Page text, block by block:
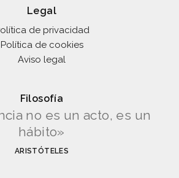
Legal
de privacidad
Política de cookies
Aviso legal
Filosofía
no es un acto, es un
hábito»
ARISTÓTELES